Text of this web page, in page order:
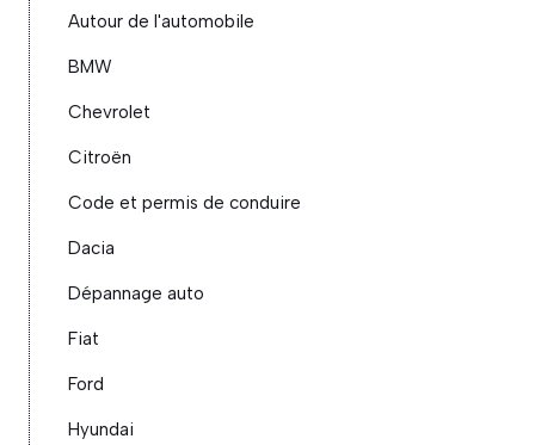
Autour de l'automobile
BMW
Chevrolet
Citroën
Code et permis de conduire
Dacia
Dépannage auto
Fiat
Ford
Hyundai